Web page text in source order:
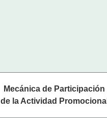
Mecánica de Participación
de la Actividad Promocional